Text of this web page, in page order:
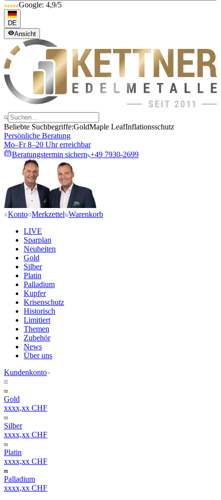
Google: 4,9/5
DE
Ansicht
Beliebte Suchbegriffe:GoldMaple LeafInflationsschutz
Persönliche Beratung
Mo–Fr 8–20 Uhr erreichbar
Beratungstermin sichern +49 7930-2699
Konto Merkzettel Warenkorb
LIVE
Sparplan
Neuheiten
Gold
Silber
Platin
Palladium
Kupfer
Krisenschutz
Historisch
Limitiert
Themen
Zubehör
News
Über uns
Kundenkonto
Gold
xxxx,xx CHF
Silber
xxxx,xx CHF
Platin
xxxx,xx CHF
Palladium
xxxx,xx CHF